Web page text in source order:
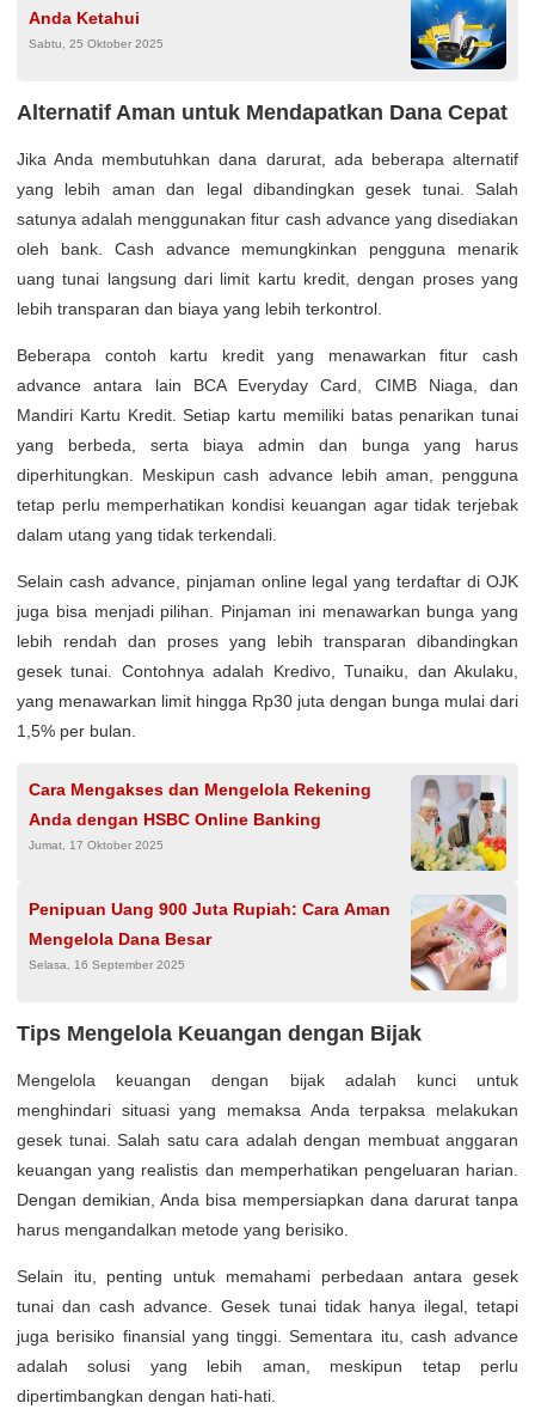
Anda Ketahui
Sabtu, 25 Oktober 2025
Alternatif Aman untuk Mendapatkan Dana Cepat
Jika Anda membutuhkan dana darurat, ada beberapa alternatif
yang lebih aman dan legal dibandingkan gesek tunai. Salah
satunya adalah menggunakan fitur cash advance yang disediakan
oleh bank. Cash advance memungkinkan pengguna menarik
uang tunai langsung dari limit kartu kredit, dengan proses yang
lebih transparan dan biaya yang lebih terkontrol.
Beberapa contoh kartu kredit yang menawarkan fitur cash
advance antara lain BCA Everyday Card, CIMB Niaga, dan
Mandiri Kartu Kredit. Setiap kartu memiliki batas penarikan tunai
yang berbeda, serta biaya admin dan bunga yang harus
diperhitungkan. Meskipun cash advance lebih aman, pengguna
tetap perlu memperhatikan kondisi keuangan agar tidak terjebak
dalam utang yang tidak terkendali.
Selain cash advance, pinjaman online legal yang terdaftar di OJK
juga bisa menjadi pilihan. Pinjaman ini menawarkan bunga yang
lebih rendah dan proses yang lebih transparan dibandingkan
gesek tunai. Contohnya adalah Kredivo, Tunaiku, dan Akulaku,
yang menawarkan limit hingga Rp30 juta dengan bunga mulai dari
1,5% per bulan.
Cara Mengakses dan Mengelola Rekening
Anda dengan HSBC Online Banking
Jumat, 17 Oktober 2025
Penipuan Uang 900 Juta Rupiah: Cara Aman
Mengelola Dana Besar
Selasa, 16 September 2025
Tips Mengelola Keuangan dengan Bijak
Mengelola keuangan dengan bijak adalah kunci untuk
menghindari situasi yang memaksa Anda terpaksa melakukan
gesek tunai. Salah satu cara adalah dengan membuat anggaran
keuangan yang realistis dan memperhatikan pengeluaran harian.
Dengan demikian, Anda bisa mempersiapkan dana darurat tanpa
harus mengandalkan metode yang berisiko.
Selain itu, penting untuk memahami perbedaan antara gesek
tunai dan cash advance. Gesek tunai tidak hanya ilegal, tetapi
juga berisiko finansial yang tinggi. Sementara itu, cash advance
adalah solusi yang lebih aman, meskipun tetap perlu
dipertimbangkan dengan hati-hati.